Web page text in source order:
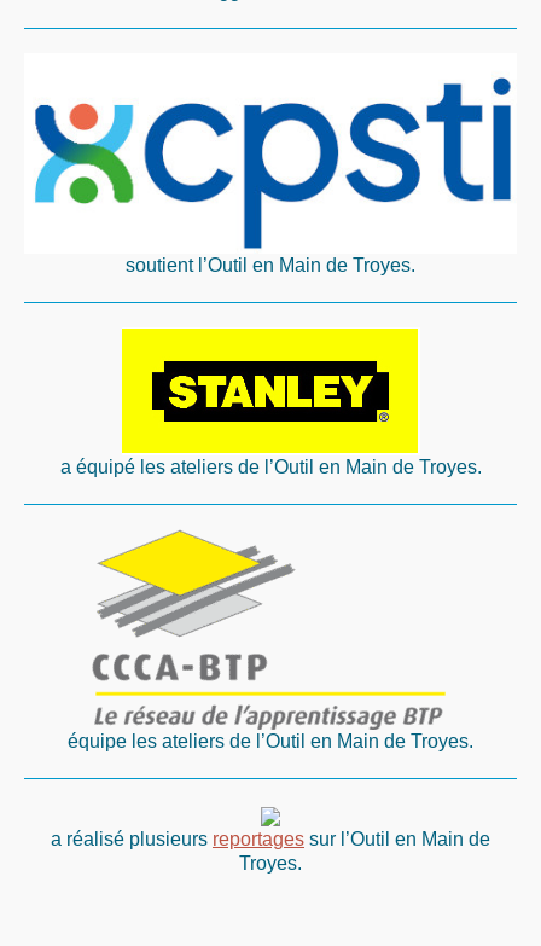
soutient l’Outil en Main de Troyes.
a équipé les ateliers de l’Outil en Main de Troyes.
équipe les ateliers de l’Outil en Main de Troyes.
a réalisé plusieurs reportages sur l’Outil en Main de
Troyes.